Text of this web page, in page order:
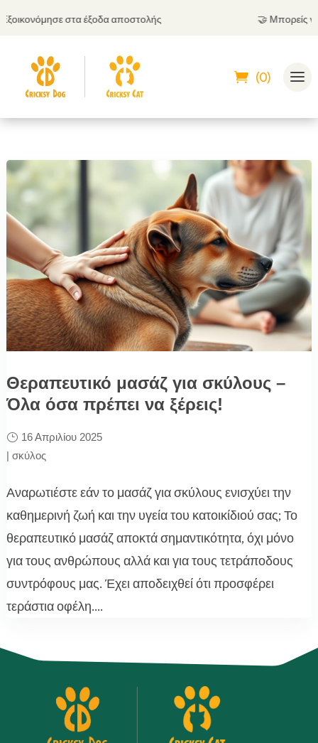
στα έξοδα αποστολής Μπορείς να
(0)
Θεραπευτικό μασάζ για σκύλους –
Όλα όσα πρέπει να ξέρεις!
16 Απριλίου 2025
| σκύλος
Αναρωτιέστε εάν το μασάζ για σκύλους ενισχύει την
καθημερινή ζωή και την υγεία του κατοικίδιού σας; Το
θεραπευτικό μασάζ αποκτά σημαντικότητα, όχι μόνο
για τους ανθρώπους αλλά και για τους τετράποδους
συντρόφους μας. Έχει αποδειχθεί ότι προσφέρει
τεράστια οφέλη....